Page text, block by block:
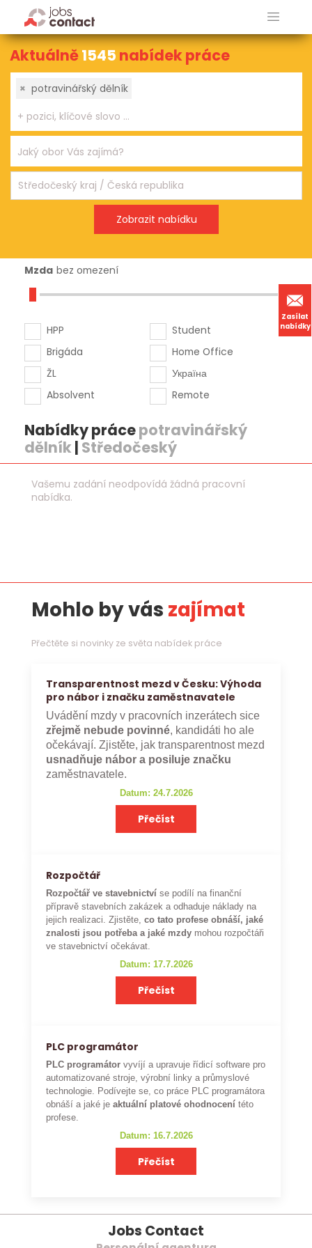
Zasílat
nabídky
Aktuálně1545 nabídek práce
× potravinářský dělník
Mzda bez omezení
HPP
Brigáda
ŽL
Absolvent
Student
Home Office
Україна
Remote
Nabídky prácepotravinářský
dělník | Středočeský
Vašemu zadání neodpovídá žádná pracovní
nabídka.
Mohlo by vás zajímat
Přečtěte si novinky ze světa nabídek práce
Transparentnost mezd v Česku: Výhoda
pro nábor i značku zaměstnavatele
Uvádění mzdy v pracovních inzerátech sice
zřejmě nebude povinné, kandidáti ho ale
očekávají. Zjistěte, jak transparentnost mezd
usnadňuje nábor a posiluje značku
zaměstnavatele.
Datum: 24.7.2026
Přečíst
Rozpočtář
Rozpočtář ve stavebnictví se podílí na finanční
přípravě stavebních zakázek a odhaduje náklady na
jejich realizaci. Zjistěte,co tato profese obnáší, jaké
znalosti jsou potřeba a jaké mzdy mohou rozpočtáři
ve stavebnictví očekávat.
Datum: 17.7.2026
Přečíst
PLC programátor
PLC programátor vyvíjí a upravuje řídicí software pro
automatizované stroje, výrobní linky a průmyslové
technologie. Podívejte se, co práce PLC programátora
obnáší a jaké je aktuální platové ohodnocení této
profese.
Datum: 16.7.2026
Přečíst
Jobs Contact